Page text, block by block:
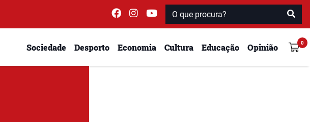
Sociedade Desporto Economia Cultura Educação Opinião